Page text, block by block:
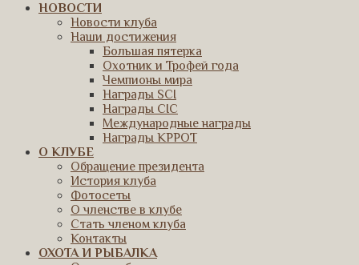
НОВОСТИ
Новости клуба
Наши достижения
Большая пятерка
Охотник и Трофей года
Чемпионы мира
Награды SCI
Награды CIC
Международные награды
Награды КРРОТ
О КЛУБЕ
Обращение президента
История клуба
Фотосеты
О членстве в клубе
Стать членом клуба
Контакты
ОХОТА И РЫБАЛКА